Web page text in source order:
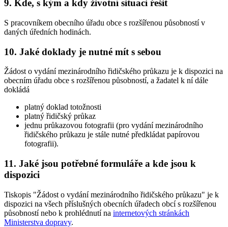
9. Kde, s kým a kdy životní situaci řešit
S pracovníkem obecního úřadu obce s rozšířenou působností v
daných úředních hodinách.
10. Jaké doklady je nutné mít s sebou
Žádost o vydání mezinárodního řidičského průkazu je k dispozici na
obecním úřadu obce s rozšířenou působností, a žadatel k ní dále
dokládá
platný doklad totožnosti
platný řidičský průkaz
jednu průkazovou fotografii (pro vydání mezinárodního
řidičského průkazu je stále nutné předkládat papírovou
fotografii).
11. Jaké jsou potřebné formuláře a kde jsou k
dispozici
Tiskopis "Žádost o vydání mezinárodního řidičského průkazu" je k
dispozici na všech příslušných obecních úřadech obcí s rozšířenou
působností nebo k prohlédnutí na internetových stránkách
Ministerstva dopravy.